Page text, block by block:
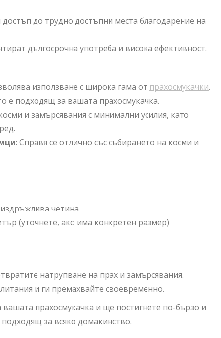
до трудно достъпни места благодарение на
дългосрочна употреба и висока ефективност.
използване с широка гама от прахосмукачки.
е подходящ за вашата прахосмукачка.
и замърсявания с минимални усилия, като
: Справя се отлично със събирането на косми и
четина
(уточнете, ако има конкретен размер)
натрупване на прах и замърсявания.
и ги премахвайте своевременно.
прахосмукачка и ще постигнете по-бързо и
за всяко домакинство.